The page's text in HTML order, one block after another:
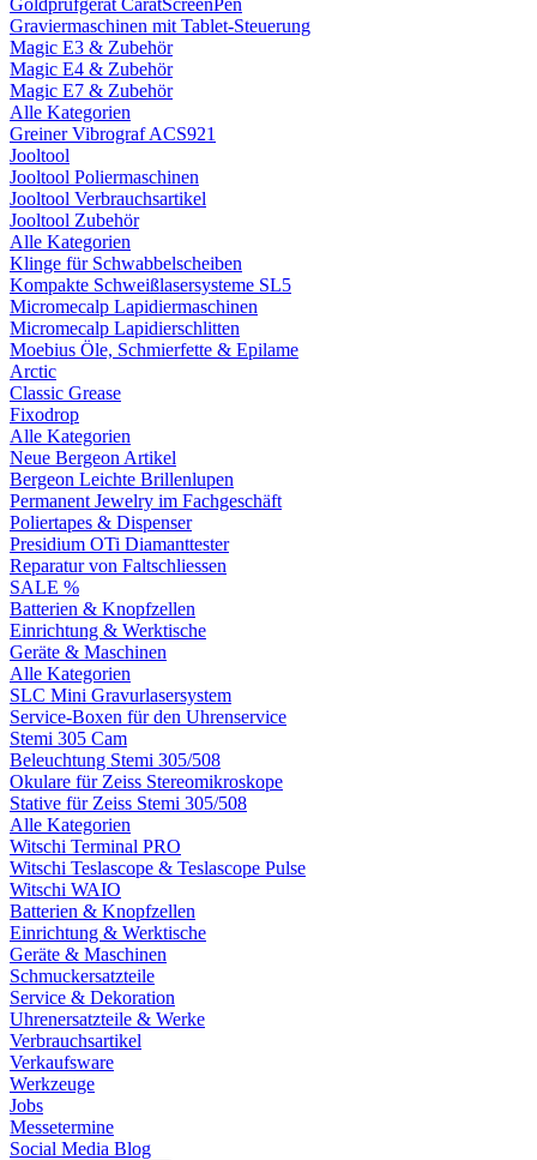
Goldprüfgerät CaratScreenPen
Graviermaschinen mit Tablet-Steuerung
Magic E3 & Zubehör
Magic E4 & Zubehör
Magic E7 & Zubehör
Alle Kategorien
Greiner Vibrograf ACS921
Jooltool
Jooltool Poliermaschinen
Jooltool Verbrauchsartikel
Jooltool Zubehör
Alle Kategorien
Klinge für Schwabbelscheiben
Kompakte Schweißlasersysteme SL5
Micromecalp Lapidiermaschinen
Micromecalp Lapidierschlitten
Moebius Öle, Schmierfette & Epilame
Arctic
Classic Grease
Fixodrop
Alle Kategorien
Neue Bergeon Artikel
Bergeon Leichte Brillenlupen
Permanent Jewelry im Fachgeschäft
Poliertapes & Dispenser
Presidium OTi Diamanttester
Reparatur von Faltschliessen
SALE %
Batterien & Knopfzellen
Einrichtung & Werktische
Geräte & Maschinen
Alle Kategorien
SLC Mini Gravurlasersystem
Service-Boxen für den Uhrenservice
Stemi 305 Cam
Beleuchtung Stemi 305/508
Okulare für Zeiss Stereomikroskope
Stative für Zeiss Stemi 305/508
Alle Kategorien
Witschi Terminal PRO
Witschi Teslascope & Teslascope Pulse
Witschi WAIO
Batterien & Knopfzellen
Einrichtung & Werktische
Geräte & Maschinen
Schmuckersatzteile
Service & Dekoration
Uhrenersatzteile & Werke
Verbrauchsartikel
Verkaufsware
Werkzeuge
Jobs
Messetermine
Social Media Blog